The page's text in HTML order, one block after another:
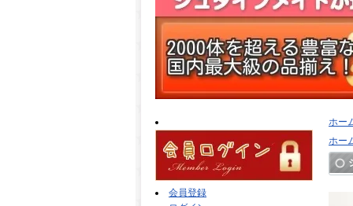
会員登録
ホー
ホー